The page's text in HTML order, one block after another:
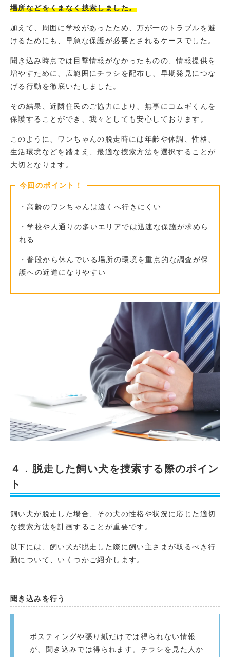
場所などをくまなく捜索しました。
加えて、周囲に学校があったため、万が一のトラブルを避
けるためにも、早急な保護が必要とされるケースでした。
聞き込み時点では目撃情報がなかったものの、情報提供を
増やすために、広範囲にチラシを配布し、早期発見につな
げる行動を徹底いたしました。
その結果、近隣住民のご協力により、無事にコムギくんを
保護することができ、我々としても安心しております。
このように、ワンちゃんの脱走時には年齢や体調、性格、
生活環境などを踏まえ、最適な捜索方法を選択することが
大切となります。
今回のポイント！
・高齢のワンちゃんは遠くへ行きにくい
・学校や人通りの多いエリアでは迅速な保護が求めら
れる
・普段から休んでいる場所の環境を重点的な調査が保
護への近道になりやすい
４．脱走した飼い犬を捜索する際のポイン
ト
飼い犬が脱走した場合、その犬の性格や状況に応じた適切
な捜索方法を計画することが重要です。
以下には、飼い犬が脱走した際に飼い主さまが取るべき行
動について、いくつかご紹介します。
聞き込みを行う
ポスティングや張り紙だけでは得られない情報
が、聞き込みでは得られます。チラシを見た人か